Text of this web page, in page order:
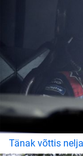
Tänak võttis